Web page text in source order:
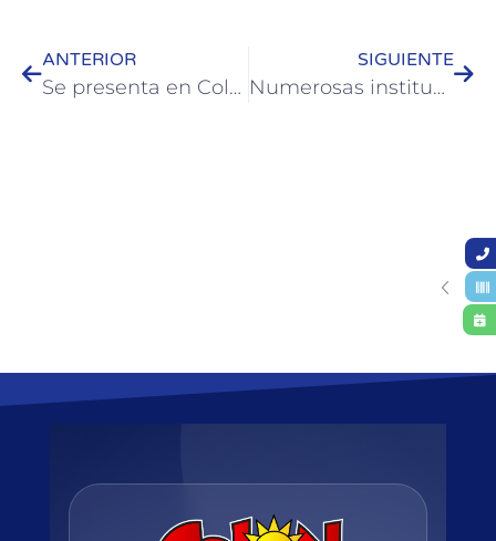
ANTERIOR
Se presenta en Colón el espectáculo “Non ti scordar di me”
SIGUIENTE
Numerosas instituciones participaron de otra exitosa maratón en Colón